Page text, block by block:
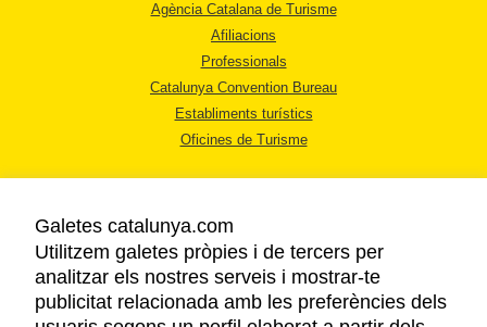
Agència Catalana de Turisme
Afiliacions
Professionals
Catalunya Convention Bureau
Establiments turístics
Oficines de Turisme
AVÍS LEGAL
POLÍTICA DE PRIVACITAT
Galetes catalunya.com
Utilitzem galetes pròpies i de tercers per
analitzar els nostres serveis i mostrar-te
publicitat relacionada amb les preferències dels